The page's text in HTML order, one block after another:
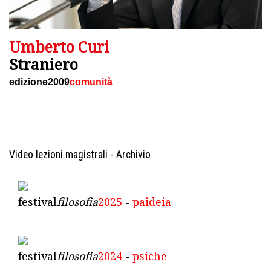
Umberto Curi
Straniero
edizione2009comunità
Video lezioni magistrali - Archivio
festivalfilosofia2025 - paideia
festivalfilosofia2024 - psiche